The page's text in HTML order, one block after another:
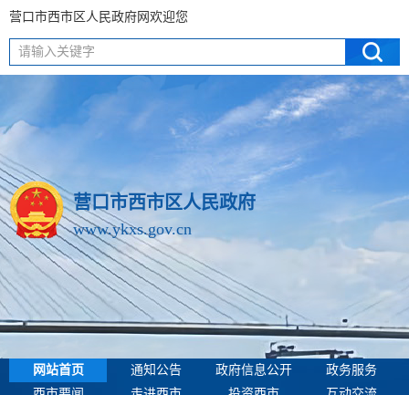
营口市西市区人民政府网欢迎您
请输入关键字
营口市西市区人民政府
www.ykxs.gov.cn
网站首页 通知公告 政府信息公开
政务服务